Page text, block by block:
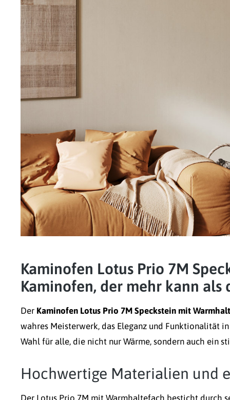
Kaminofen Lotus Prio 7M
Kaminofen, der mehr kann als
Der Kaminofen Lotus Prio 7M Speckstein mit
wahres Meisterwerk, das Eleganz und Funktionalität
Wahl für alle, die nicht nur Wärme, sondern auch ein
Hochwertige Materialien und
Der Lotus Prio 7M mit Warmhaltefach besticht durch